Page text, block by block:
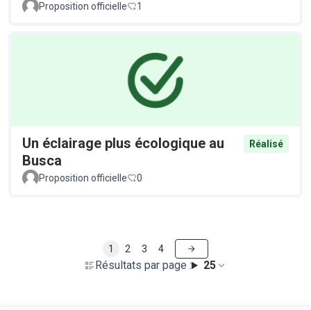
Proposition officielle 1
Un éclairage plus écologique au
Busca
Réalisé
Proposition officielle 0
Résultats par page : 25
1 2 3 4